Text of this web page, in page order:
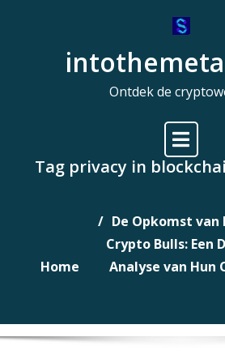
Ontdek de
Tag privacy in
Home
De Opkomst van
Crypto Bulls: Een
Analyse van Hun